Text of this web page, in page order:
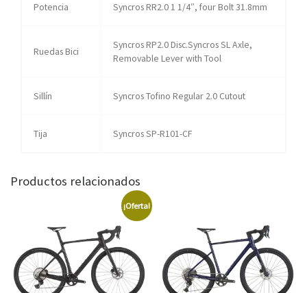
Potencia Syncros RR2.0 1 1/4″, four Bolt 31.8mm
Ruedas Bici
Syncros RP2.0 Disc.Syncros SL Axle,
Removable Lever with Tool
Sillín Syncros Tofino Regular 2.0 Cutout
Tija Syncros SP-R101-CF
Productos relacionados
¡Oferta!